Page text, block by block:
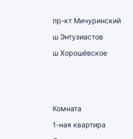
пр-кт Мичуринский
ш Энтузиастов
ш Хорошёвское
Комната
1-ная квартира